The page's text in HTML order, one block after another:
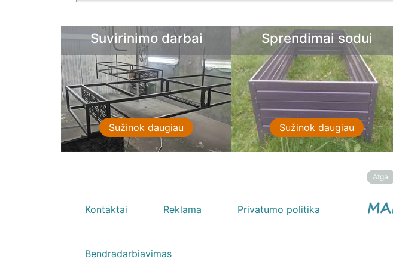
darbai Sprendimai sodui
Sužinok daugiau
Kitokia reklama
Sužinok daugiau
Atgal
Kontaktai Reklama Privatumo politika
Bendradarbiavimas